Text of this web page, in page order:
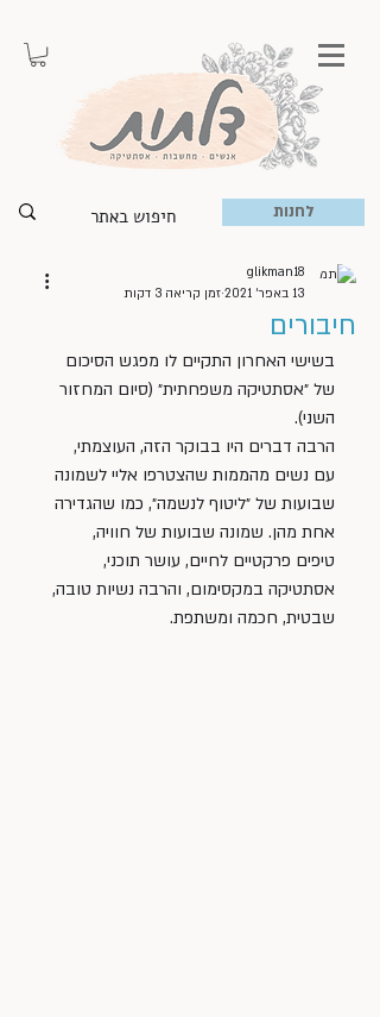
לחנות
חיבורים
glikman18
13 באפר׳ 2021
זמן קריאה 3 דקות
בשישי האחרון התקיים לו מפגש הסיכום
של ״אסתטיקה משפחתית״ (סיום המחזור
השני).
הרבה דברים היו בבוקר הזה, העוצמתי,
עם נשים מהממות שהצטרפו אליי לשמונה
שבועות של ״ליטוף לנשמה״, כמו שהגדירה
אחת מהן. שמונה שבועות של חוויה,
טיפים פרקטיים לחיים, עושר תוכני,
אסתטיקה במקסימום, והרבה נשיות טובה,
שבטית, חכמה ומשתפת.